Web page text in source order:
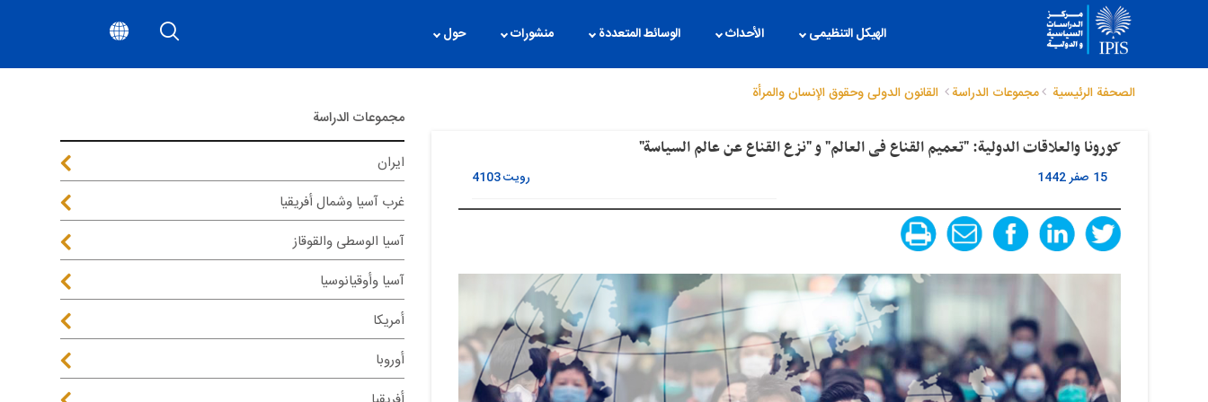
الهیکل التنظیمی الأحداث الوسائط المتعددة منشورات حول
الصحفة الرئيسية مجموعات الدراسة القانون الدولی وحقوق الإنسان والمرأة
کورونا والعلاقات الدولیة: "تعمیم القناع فی العالم" و "نزع القناع عن عالم السیاسة"
15 صفر 1442 رویت4103
مجموعات الدراسة
ايران
غرب آسيا وشمال أفريقيا
آسيا الوسطى والقوقاز
آسيا وأوقيانوسيا
أمريكا
أوروبا